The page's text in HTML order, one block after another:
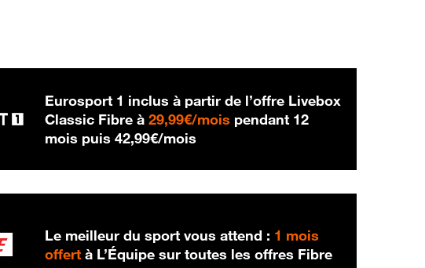
Eurosport 1 inclus à partir de l’offre Livebox
Classic Fibre à29,99€/mois 29,99 € par mois
pendant 12
mois puis42,99€/mois
Le meilleur du sport vous attend : 1 mois
offert à L’Équipe sur toutes les offres Fibre